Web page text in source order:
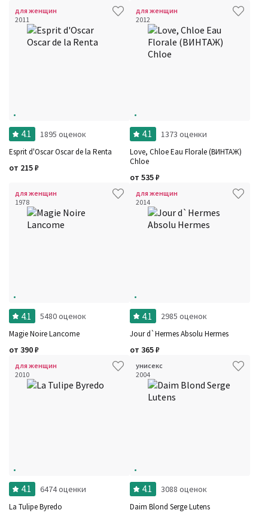
для женщин
2011
4.1 1895 оценок
Esprit d'Oscar Oscar de la Renta
от 215₽
для женщин
2012
4.1 1373 оценки
Love, Chloe Eau Florale (ВИНТАЖ)
Chloe
от 535₽
для женщин
1978
4.1 5480 оценок
Magie Noire Lancome
от 390₽
для женщин
2014
4.1 2985 оценок
Jour d`Hermes Absolu Hermes
от 365₽
для женщин
2010
4.1 6474 оценки
La Tulipe Byredo
унисекс
2004
4.1 3088 оценок
Daim Blond Serge Lutens